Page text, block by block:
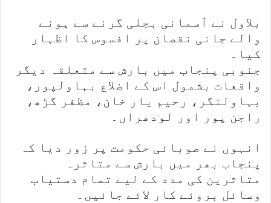
بلاول نے آسمانی بجلی گرنے سے ہونے
والے جانی نقصان پر افسوس کا اظہار
کیا۔
جنوبی پنجاب میں بارش سے متعلقہ دیگر
واقعات بشمول اس کے اضلاع بہاولپور،
بہاولنگر، رحیم یار خان، مظفر گڑھ،
راجن پور اور لودھراں۔
انہوں نے صوبائی حکومت پر زور دیا کہ
پنجاب بھر میں بارش سے متاثرہ
متاثرین کی مدد کے لیے تمام دستیاب
وسائل بروئے کار لائے جائیں۔